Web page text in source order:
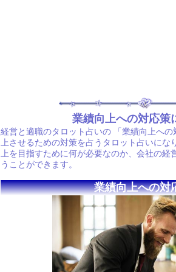
業績向上への対応策
経営と適職のタロット占いの 「業績向上へ
上させるための対策を占うタロット占いにな
上を目指すために何が必要なのか、会社の経
うことができます。
業績向上への対